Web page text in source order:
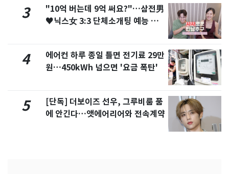
3
"10억 버는데 9억 써요?"…삼전男
♥닉스女 3:3 단체소개팅 예능 화
4
에어컨 하루 종일 틀면 전기료 29만
원…450kWh 넘으면 '요금 폭탄'
5
[단독] 더보이즈 선우, 그루비룸 품
에 안긴다…앳에어리어와 전속계약